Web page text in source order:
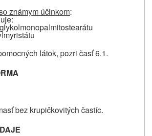
známym účinkom:
látok, pozri časť 6.1.
bez krupičkovitých častíc.